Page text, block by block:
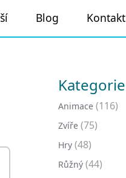
Blog Kontakt
Kategorie
Animace (116)
Zvíře (75)
Hry (48)
Růžný (44)